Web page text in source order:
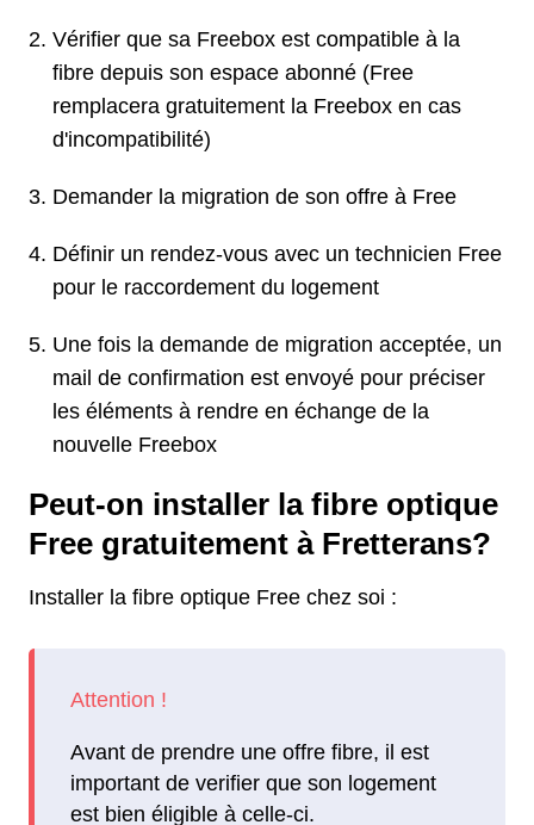
Vérifier que sa Freebox est compatible à la
fibre depuis son espace abonné (Free
remplacera gratuitement la Freebox en cas
d'incompatibilité)
Demander la migration de son offre à Free
Définir un rendez-vous avec un technicien Free
pour le raccordement du logement
Une fois la demande de migration acceptée, un
mail de confirmation est envoyé pour préciser
les éléments à rendre en échange de la
nouvelle Freebox
Peut-on installer la fibre optique
Free gratuitement à Fretterans?
Installer la fibre optique Free chez soi :
Avant de prendre une offre fibre, il est
important de verifier que son logement
est bien éligible à celle-ci.